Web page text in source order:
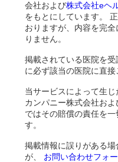
会社および株式会社eヘ
をもとにしています。
おりますが、内容を完
りません。
掲載されている医院を
に必ず該当の医院に直接
当サービスによって生
カンパニー株式会社およ
ではその賠償の責任を
す。
掲載情報に誤りがある
が、
お問い合わせフォ